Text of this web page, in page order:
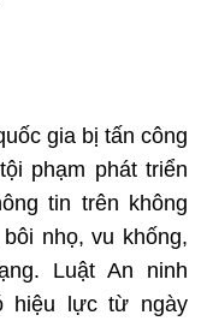
gia bị tấn công
phạm phát triển
tin trên không
nhọ, vu khống,
Luật An ninh
hiệu lực từ ngày